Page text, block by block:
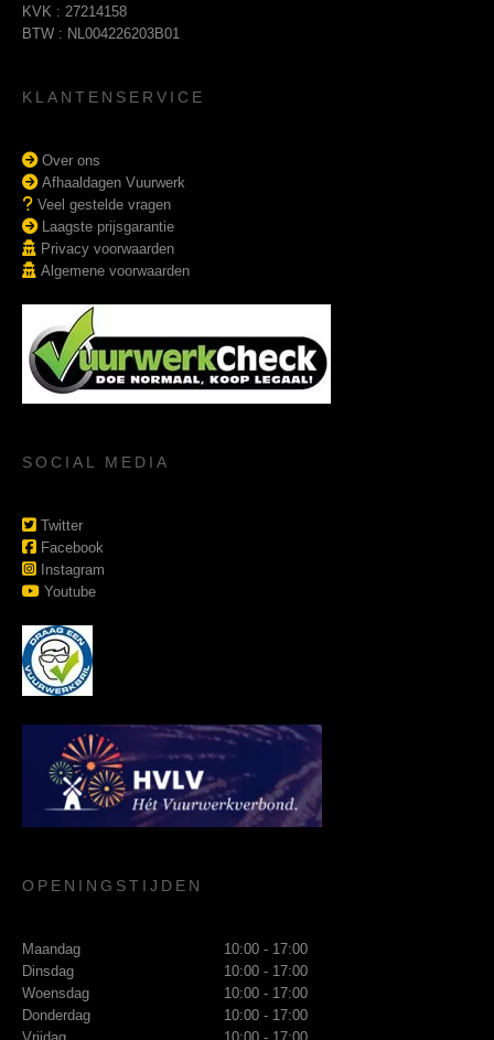
KVK : 27214158
BTW : NL004226203B01
KLANTENSERVICE
Over ons
Afhaaldagen Vuurwerk
Veel gestelde vragen
Laagste prijsgarantie
Privacy voorwaarden
Algemene voorwaarden
SOCIAL MEDIA
Twitter
Facebook
Instagram
Youtube
OPENINGSTIJDEN
Maandag
10:00 - 17:00
Dinsdag
10:00 - 17:00
Woensdag
10:00 - 17:00
Donderdag
10:00 - 17:00